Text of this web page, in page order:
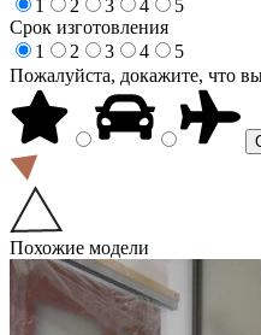
1
2 3 4
5
Срок изготовления
1
2 3 4
5
Пожалуйста, докажите, что
Похожие модели